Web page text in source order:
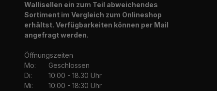
Wallisellen ein zum Teil abweichendes
Sortiment im Vergleich zum Onlineshop
erhältst. Verfügbarkeiten können per Mail
angefragt werden.
Öffnungszeiten
Mo:
Geschlossen
Di:
10:00 - 18.30 Uhr
Mi:
10:00 - 18:30 Uhr